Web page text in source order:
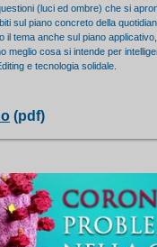
(luci ed ombre) che si
sul piano concreto della
il tema anche sul piano
meglio cosa si intende per
e tecnologia solidale.
(pdf)